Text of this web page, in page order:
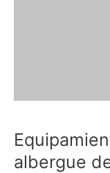
albergue